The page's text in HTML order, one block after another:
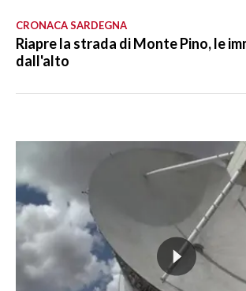
CRONACA SARDEGNA
Riapre la strada di Monte Pino, le
dall'alto